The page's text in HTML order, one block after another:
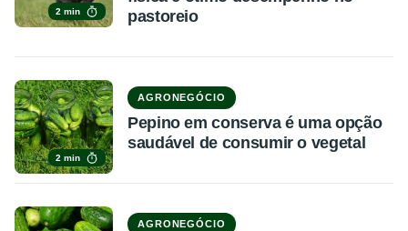
2 min
pastoreio
2 min
AGRONEGÓCIO
Pepino em conserva é uma opção
saudável de consumir o vegetal
AGRONEGÓCIO